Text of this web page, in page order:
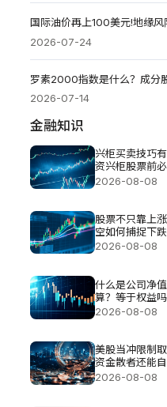
2026-07-24
2026-07-14
金融知识
兴柜买卖技巧
资兴柜股票前
五个重点
2026-08-08
股票不只靠上
空如何捕捉下
机会？
2026-08-08
什么是公司净
算？等于权益吗
2026-08-08
美股当冲限制
资金散者还能
易吗？
2026-08-08